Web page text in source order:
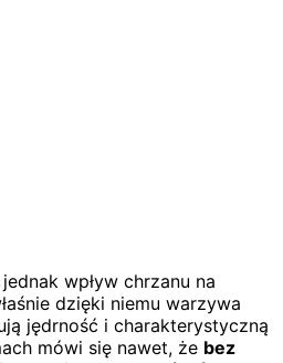
wpływ chrzanu na
dzięki niemu warzywa
jędrność i charakterystyczną
mówi się nawet, że bez